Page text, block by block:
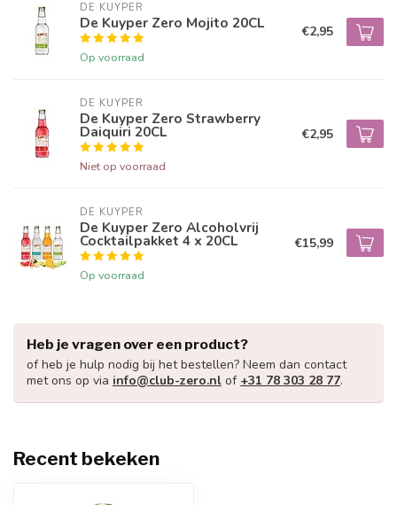
DE KUYPER
De Kuyper Zero Mojito 20CL
Op voorraad
€2,95
DE KUYPER
De Kuyper Zero Strawberry
Daiquiri 20CL
Niet op voorraad
€2,95
DE KUYPER
De Kuyper Zero Alcoholvrij
Cocktailpakket 4 x 20CL
Op voorraad
€15,99
Heb je vragen over een product?
of heb je hulp nodig bij het bestellen? Neem dan contact
met ons op via info@club-zero.nl of +31 78 303 28 77.
Recent bekeken